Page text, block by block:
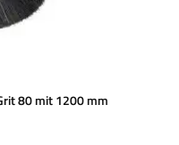
80 mit 1200 mm